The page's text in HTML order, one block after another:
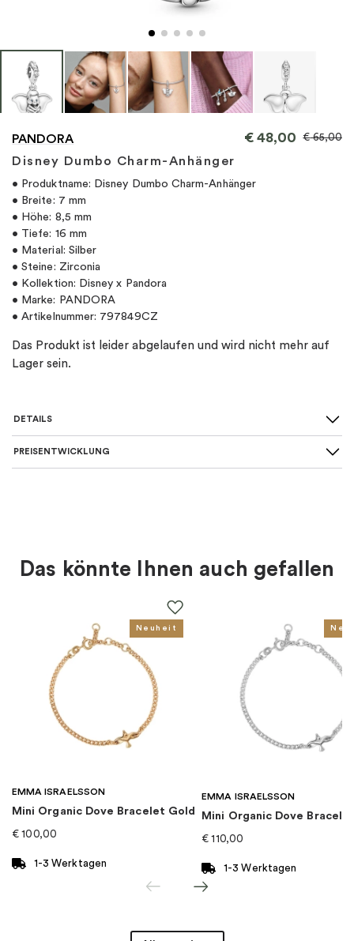
PANDORA
Disney Dumbo Charm-Anhänger
€48,00 €65,00
• Produktname: Disney Dumbo Charm-Anhänger
• Breite: 7 mm
• Höhe: 8,5 mm
• Tiefe: 16 mm
• Material: Silber
• Steine: Zirconia
• Kollektion: Disney x Pandora
• Marke: PANDORA
• Artikelnummer: 797849CZ
Das Produkt ist leider abgelaufen und wird nicht mehr auf
Lager sein.
DETAILS
SKU
Disney, Tier
Für wen Damen, Kinder
EAN: 5700302767148
Kategorie: Charms
Marke PANDORA
PREISENTWICKLUNG
Das könnte Ihnen auch gefallen
Neuheit
EMMA ISRAELSSON
Mini Organic Dove Bracelet Gold
€ 100,00
1-3 Werktagen
EMMA ISRAELSSON
Mini Organic Dove
€ 110,00
1-3 Werktagen